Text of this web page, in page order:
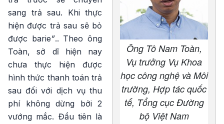
Ông Tô Nam Toàn,
Vụ trưởng Vụ Khoa
học công nghệ và Môi
trường, Hợp tác quốc
tế, Tổng cục Đường
bộ Việt Nam
sang trả sau. Khi thực
hiện được trả sau sẽ bỏ
được barie”.. Theo ông
Toàn, sở dĩ hiện nay
chưa thực hiện được
hình thức thanh toán trả
sau đối với dịch vụ thu
phí không dừng bởi 2
vướng mắc. Đầu tiên là